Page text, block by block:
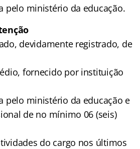
pelo ministério da educação.
devidamente registrado, de
fornecido por instituição
pelo ministério da educação e
de no mínimo 06 (seis)
do cargo nos últimos